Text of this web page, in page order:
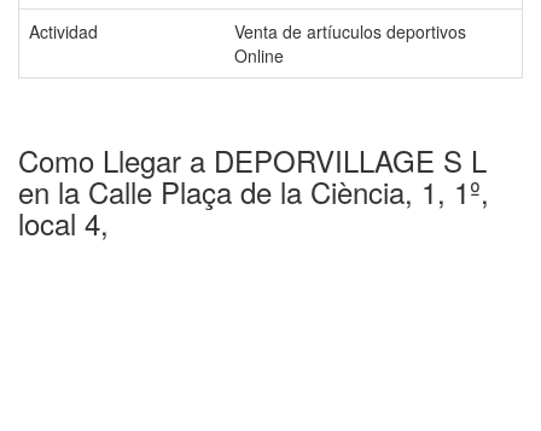
Actividad
Venta de artíuculos deportivos
Online
Como Llegar a DEPORVILLAGE S L
en la Calle Plaça de la Ciència, 1, 1º,
local 4,